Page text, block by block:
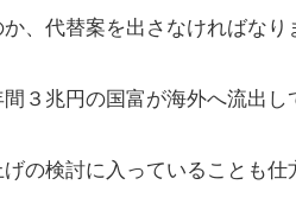
、代替案を出さなければなり
３兆円の国富が海外へ流出し
の検討に入っていることも仕